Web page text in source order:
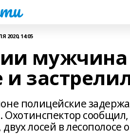
2020, 14:05
мужчина
и
полицейские
Охотинспектор
лосей в лесополосе